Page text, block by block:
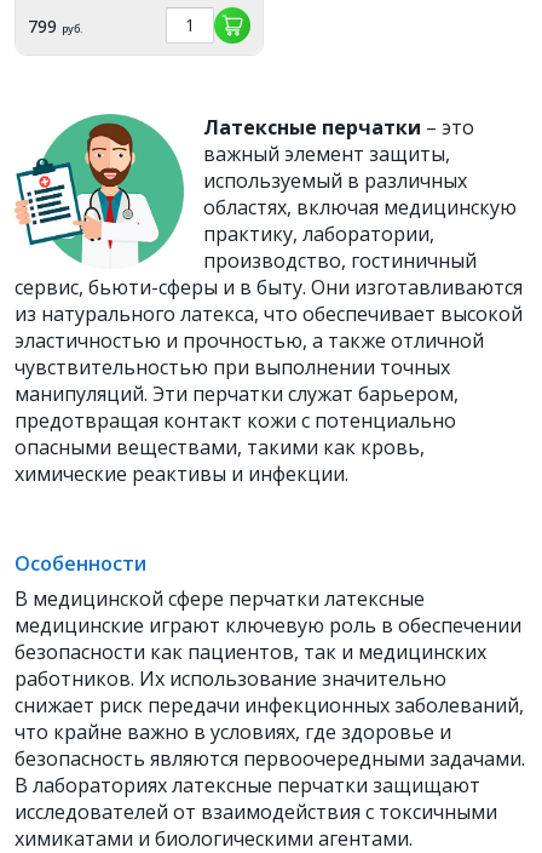
799 руб.
Латексные перчатки – это
важный элемент защиты,
используемый в различных
областях, включая медицинскую
практику, лаборатории,
производство, гостиничный
сервис, бьюти-сферы и в быту. Они изготавливаются
из натурального латекса, что обеспечивает высокой
эластичностью и прочностью, а также отличной
чувствительностью при выполнении точных
манипуляций. Эти перчатки служат барьером,
предотвращая контакт кожи с потенциально
опасными веществами, такими как кровь,
химические реактивы и инфекции.
Особенности
В медицинской сфере перчатки латексные
медицинские играют ключевую роль в обеспечении
безопасности как пациентов, так и медицинских
работников. Их использование значительно
снижает риск передачи инфекционных заболеваний,
что крайне важно в условиях, где здоровье и
безопасность являются первоочередными задачами.
В лабораториях латексные перчатки защищают
исследователей от взаимодействия с токсичными
химикатами и биологическими агентами.